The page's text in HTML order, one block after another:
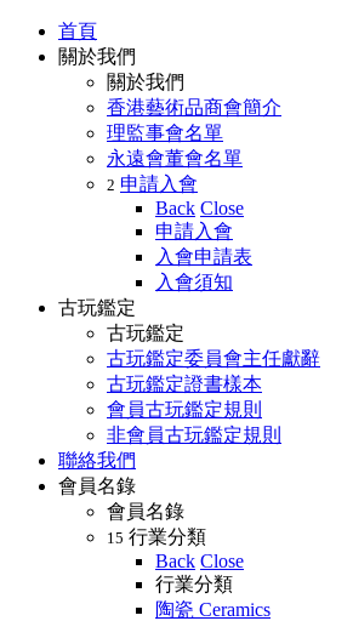
首頁
關於我們
關於我們
香港藝術品商會簡介
理監事會名單
永遠會董會名單
2 申請入會
Back Close
申請入會
入會申請表
入會須知
古玩鑑定
古玩鑑定
古玩鑑定委員會主任獻辭
古玩鑑定證書樣本
會員古玩鑑定規則
非會員古玩鑑定規則
聯絡我們
會員名錄
會員名錄
15 行業分類
Back Close
行業分類
陶瓷 Ceramics